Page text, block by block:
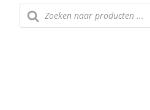
Producten zoeken